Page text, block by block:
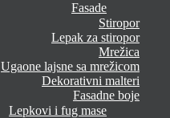
Fasade
Stiropor
Lepak za stiropor
Mrežica
Ugaone lajsne sa mrežicom
Dekorativni malteri
Fasadne boje
Lepkovi i fug mase